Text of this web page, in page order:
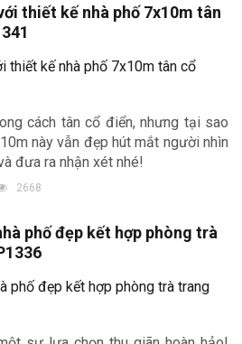
thiết kế nhà phố 7x10m tân
cách tân cổ điển, nhưng tại sao
này vẫn đẹp hút mắt người nhìn
đưa ra nhận xét nhé!
2668
phố đẹp kết hợp phòng trà